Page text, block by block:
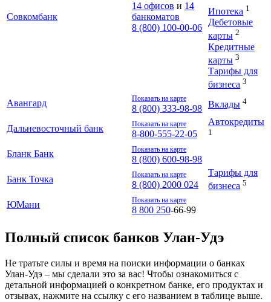
Совкомбанк
14 офисов и 14
банкоматов
8 (800) 100-00-06
Ипотека 1
Дебетовые
карты 2
Кредитные
карты 3
Тарифы для
бизнеса 3
Авангард Показать на карте
8 (800) 333-98-98 Вклады 4
Дальневосточный банк Показать на карте
8-800-555-22-05
Автокредиты
1
Бланк Банк Показать на карте
8 (800) 600-98-98
Банк Точка
Показать на карте
8 (800) 2000 024
Тарифы для
бизнеса 5
ЮМани Показать на карте
8 800 250‑66‑99
Полный список банков Улан-Удэ
Не тратьте силы и время на поиски информации о банках
Улан-Удэ – мы сделали это за вас! Чтобы ознакомиться с
детальной информацией о конкретном банке, его продуктах и
отзывах, нажмите на ссылку с его названием в таблице выше.